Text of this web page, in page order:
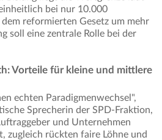
bei nur 10.000
reformierten Gesetz um mehr
soll eine zentrale Rolle bei der
Vorteile für kleine und mittlere
echten Paradigmenwechsel",
Sprecherin der SPD-Fraktion,
und Unternehmen
zugleich rückten faire Löhne und